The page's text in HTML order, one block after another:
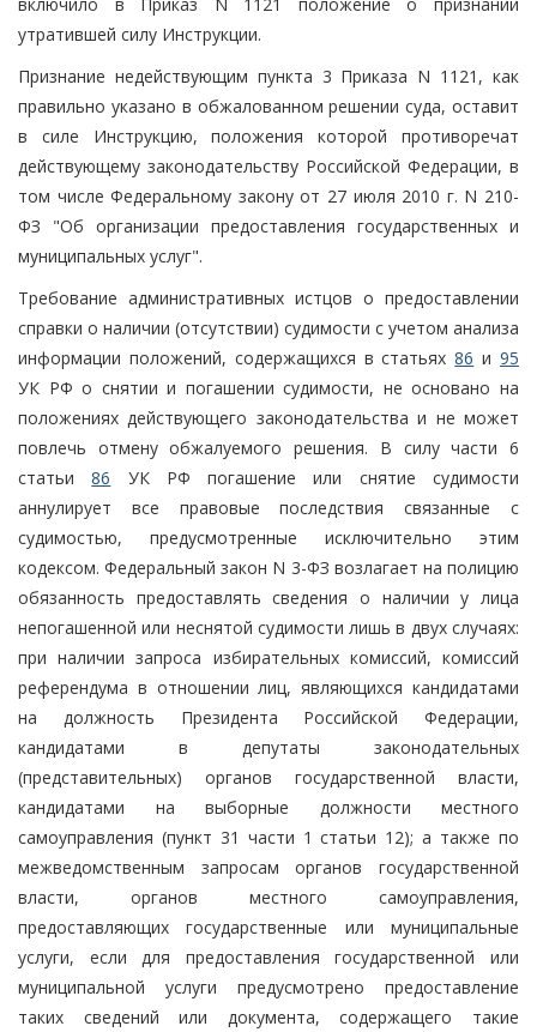
утратившей силу Инструкции.
Признание недействующим пункта 3 Приказа N 1121, как
правильно указано в обжалованном решении суда, оставит
в силе Инструкцию, положения которой противоречат
действующему законодательству Российской Федерации, в
том числе Федеральному закону от 27 июля 2010 г. N 210-
ФЗ "Об организации предоставления государственных и
муниципальных услуг".
Требование административных истцов о предоставлении
справки о наличии (отсутствии) судимости с учетом анализа
информации положений, содержащихся в статьях86 и95
УК РФ о снятии и погашении судимости, не основано на
положениях действующего законодательства и не может
повлечь отмену обжалуемого решения. В силу части 6
статьи86 УК РФ погашение или снятие судимости
аннулирует все правовые последствия связанные с
судимостью, предусмотренные исключительно этим
кодексом. Федеральный закон N 3-ФЗ возлагает на полицию
обязанность предоставлять сведения о наличии у лица
непогашенной или неснятой судимости лишь в двух случаях:
при наличии запроса избирательных комиссий, комиссий
референдума в отношении лиц, являющихся кандидатами
на должность Президента Российской Федерации,
кандидатами в депутаты законодательных
(представительных) органов государственной власти,
кандидатами на выборные должности местного
самоуправления (пункт 31 части 1 статьи 12); а также по
межведомственным запросам органов государственной
власти, органов местного самоуправления,
предоставляющих государственные или муниципальные
услуги, если для предоставления государственной или
муниципальной услуги предусмотрено предоставление
таких сведений или документа, содержащего такие